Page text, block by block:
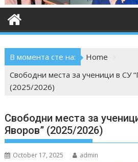
В момента сте на:
Home
Свободни места за ученици в СУ
(2025/2026)
Свободни места за
Яворов” (2025/2026)
October 17, 2025 admin